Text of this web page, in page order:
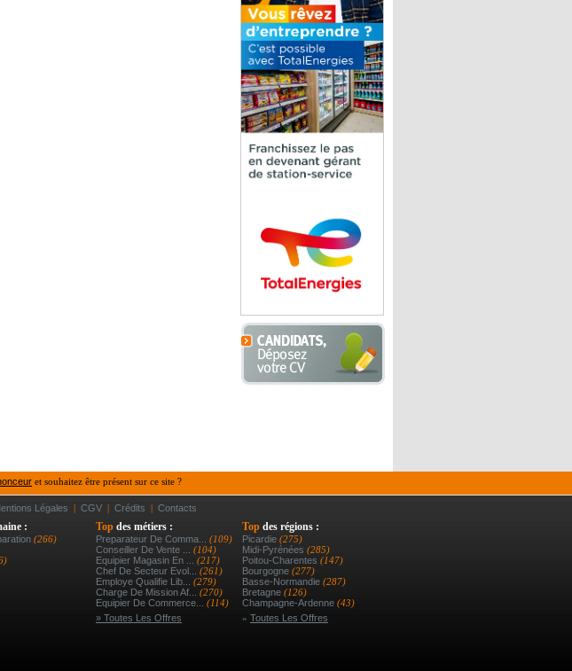
et souhaitez être présent sur ce site ?
Légales | CGV | Crédits | Contacts
:
(266)
Top des métiers :
Preparateur De Comma... (109)
Conseiller De Vente ... (104)
Equipier Magasin En ... (217)
Chef De Secteur Evol... (261)
Employe Qualifie Lib... (279)
Charge De Mission Af... (270)
Equipier De Commerce... (114)
» Toutes Les Offres
Top des régions :
Picardie (275)
Midi-Pyrénées (285)
Poitou-Charentes (147)
Bourgogne (277)
Basse-Normandie (287)
Bretagne (126)
Champagne-Ardenne (43)
» Toutes Les Offres